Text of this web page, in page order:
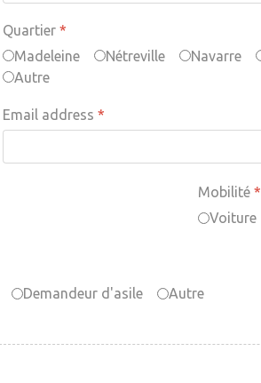
Quartier *
Madeleine
Nétreville Navarre
Autre
Email address *
Mobilité *
Voiture
Demandeur d'asile Autre